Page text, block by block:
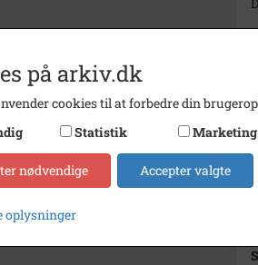
på arkiv.dk
cookies til at forbedre din
Statistik Marketing
nødvendige Accepter valgte
oplysninger